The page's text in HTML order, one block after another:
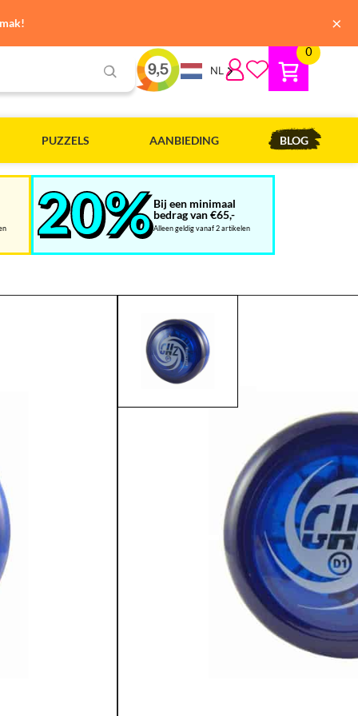
NL
0
PUZZELS AANBIEDING BLOG
Bij een minimaal
bedrag van €65,-
Alleen geldig vanaf 2 artikelen
×